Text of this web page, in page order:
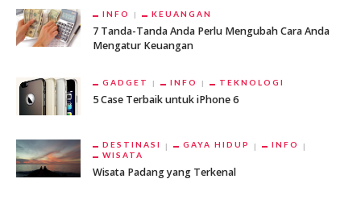
INFO KEUANGAN
7 Tanda-Tanda Anda Perlu Mengubah Cara Anda
Mengatur Keuangan
GADGET INFO TEKNOLOGI
5 Case Terbaik untuk iPhone 6
DESTINASI GAYA HIDUP
INFO
WISATA
Wisata Padang yang Terkenal